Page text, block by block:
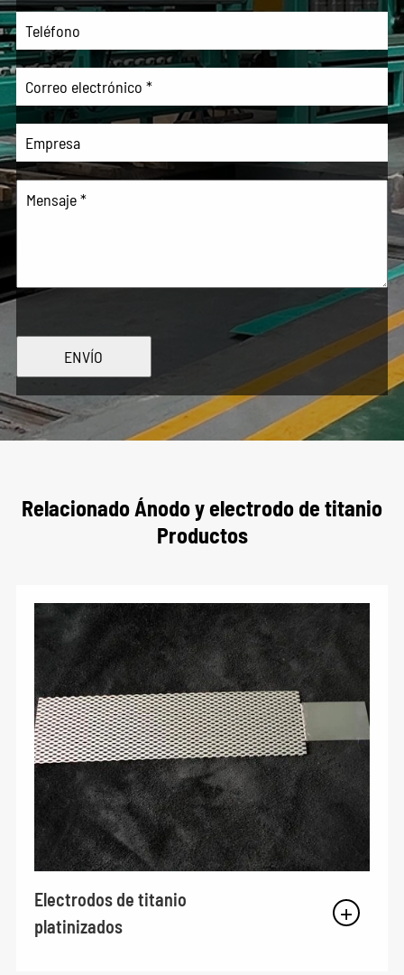
ENVÍO
Relacionado Ánodo y electrodo de titanio
Productos
Electrodos de titanio
platinizados